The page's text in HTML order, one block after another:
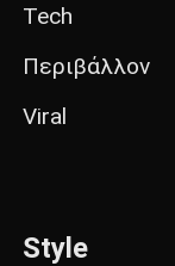
Tech
Περιβάλλον
Viral
Style